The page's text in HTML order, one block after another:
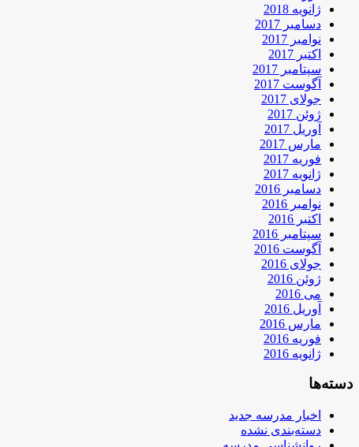
ژانویه 2018
دسامبر 2017
نوامبر 2017
اکتبر 2017
سپتامبر 2017
آگوست 2017
جولای 2017
ژوئن 2017
آوریل 2017
مارس 2017
فوریه 2017
ژانویه 2017
دسامبر 2016
نوامبر 2016
اکتبر 2016
سپتامبر 2016
آگوست 2016
جولای 2016
ژوئن 2016
می 2016
آوریل 2016
مارس 2016
فوریه 2016
ژانویه 2016
دسته‌ها
اخبار مدرسه جدید
دسته‌بندی نشده